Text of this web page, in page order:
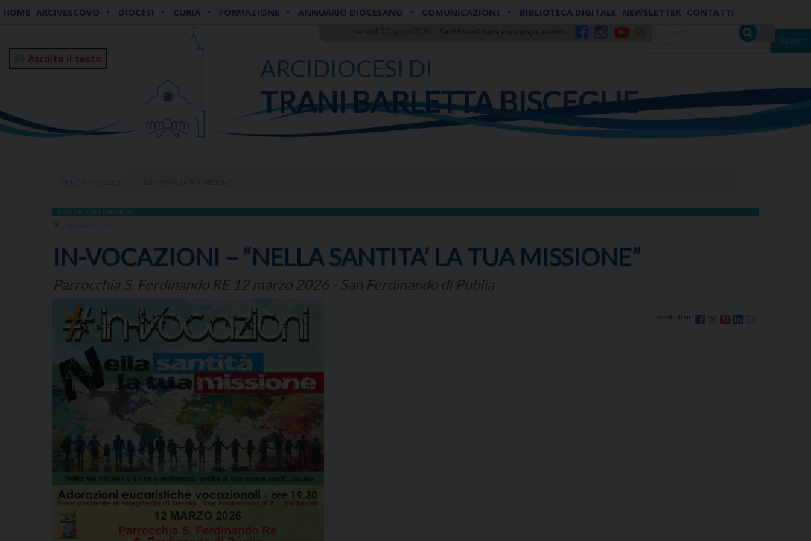
Skip
Santi Sisto II, papa, e compagni, martiri
HOME ARCIVESCOVO DIOCESI CURIA FORMAZIONE ANNUARIO DIOCESANO COMUNICAZIONE BIBLIOTECA DIGITALE NEWSLETTER CONTATTI
Search
ARCIDIOCESI DI
TRANI BARLETTA BISCEGLIE
Ascolta il testo
HOME
SENZA CATEGORIA
9 MARZO 2026
IN-VOCAZIONI – “NELLA SANTITA’ LA TUA MISSIONE”
Parrocchia S. Ferdinando RE 12 marzo 2026 - San Ferdinando di Publia